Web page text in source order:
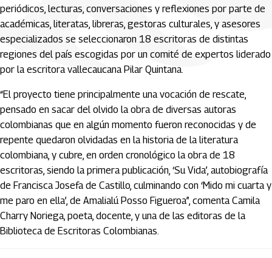
periódicos, lecturas, conversaciones y reflexiones por parte de
académicas, literatas, libreras, gestoras culturales, y asesores
especializados se seleccionaron 18 escritoras de distintas
regiones del país escogidas por un comité de expertos liderado
por la escritora vallecaucana Pilar Quintana.
“El proyecto tiene principalmente una vocación de rescate,
pensado en sacar del olvido la obra de diversas autoras
colombianas que en algún momento fueron reconocidas y de
repente quedaron olvidadas en la historia de la literatura
colombiana, y cubre, en orden cronológico la obra de 18
escritoras, siendo la primera publicación, ‘Su Vida’, autobiografía
de Francisca Josefa de Castillo, culminando con ‘Mido mi cuarta y
me paro en ella’, de Amalialú Posso Figueroa”, comenta Camila
Charry Noriega, poeta, docente, y una de las editoras de la
Biblioteca de Escritoras Colombianas.